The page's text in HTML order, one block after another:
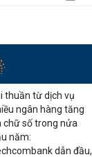
thuần từ dịch vụ
ngân hàng tăng
chữ số trong nửa
năm:
dẫn đầu,